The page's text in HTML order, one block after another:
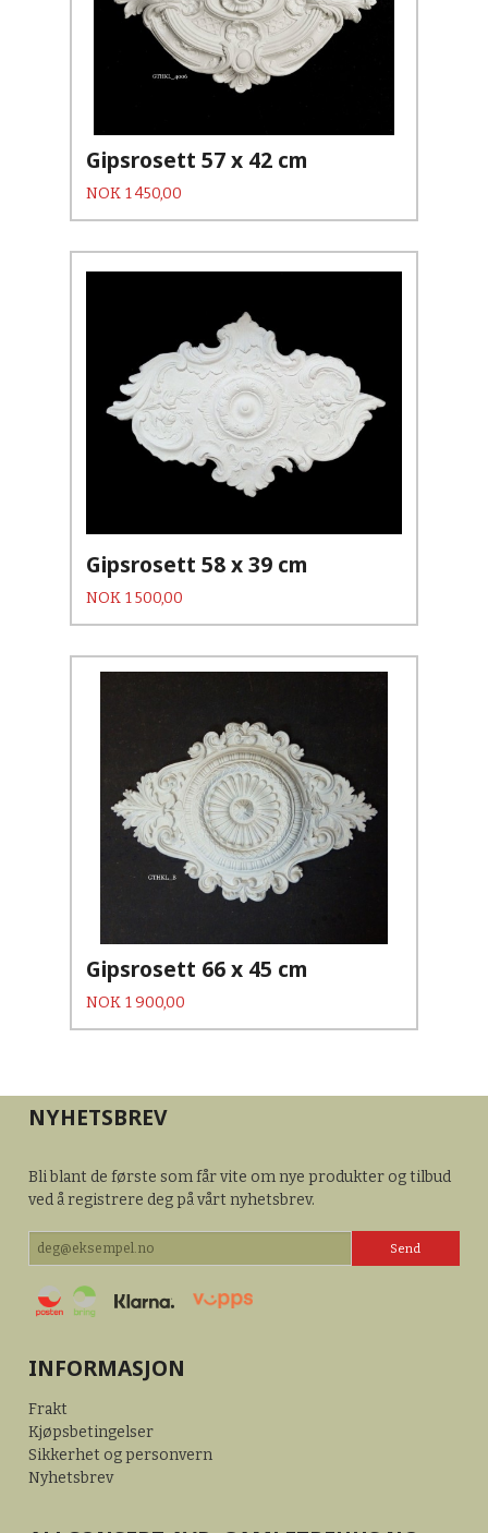
Gipsrosett 57 x 42 cm
Pris
NOK 1 450,00
Gipsrosett 58 x 39 cm
Pris
NOK 1 500,00
Gipsrosett 66 x 45 cm
Pris
NOK 1 900,00
NYHETSBREV
Bli blant de første som får vite om nye produkter og tilbud
ved å registrere deg på vårt nyhetsbrev.
INFORMASJON
Frakt
Kjøpsbetingelser
Sikkerhet og personvern
Nyhetsbrev